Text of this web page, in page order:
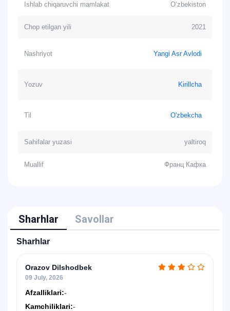
Ishlab chiqaruvchi mamlakat O‘zbekiston
Chop etilgan yili 2021
Nashriyot Yangi Asr Avlodi
Yozuv Kirillcha
Til O'zbekcha
Sahifalar yuzasi yaltiroq
Muallif Франц Кафка
Sharhlar Savollar
Sharhlar
Orazov Dilshodbek
09 July, 2026
Afzalliklari:-
Kamchiliklari:-